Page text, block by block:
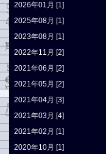
2026年01月 [1]
2025年08月 [1]
2023年08月 [1]
2022年11月 [2]
2021年06月 [2]
2021年05月 [2]
2021年04月 [3]
2021年03月 [4]
2021年02月 [1]
2020年10月 [1]